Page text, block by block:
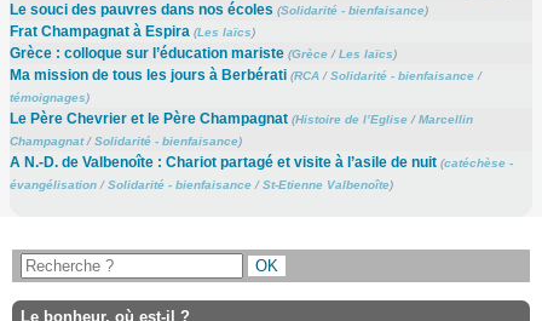
Le souci des pauvres dans nos écoles (Solidarité - bienfaisance)
Frat Champagnat à Espira (Les laïcs)
Grèce : colloque sur l’éducation mariste (Grèce/Les laïcs)
Ma mission de tous les jours à Berbérati (RCA/Solidarité - bienfaisance/
témoignages)
Le Père Chevrier et le Père Champagnat (Histoire de l’Eglise/Marcellin
Champagnat/Solidarité - bienfaisance)
A N.-D. de Valbenoîte : Chariot partagé et visite à l’asile de nuit (catéchèse -
évangélisation/Solidarité - bienfaisance/St-Etienne Valbenoîte)
Le bonheur, où est-il ?